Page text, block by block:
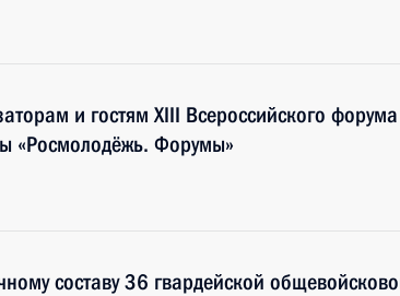
и гостям XIII Всероссийского
«Росмолодёжь. Форумы»
составу 36 гвардейской